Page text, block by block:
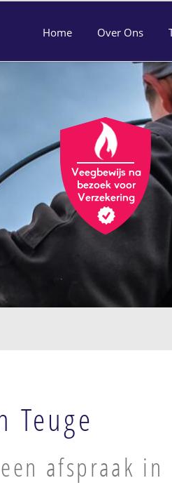
Home Over Ons
Teuge
afspraak in